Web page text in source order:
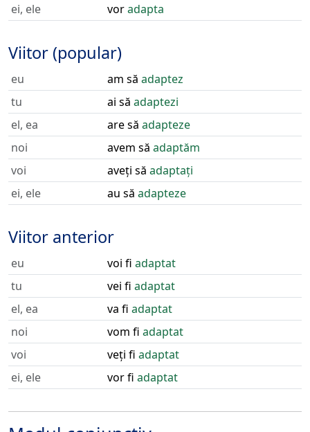
ei, ele
voradapta
Viitor (popular)
eu am să adaptez
tu
ai să adaptezi
el, ea
are să adapteze
noi
avem să adaptăm
voi
aveți să adaptați
ei, ele
au să adapteze
Viitor anterior
eu voi fi adaptat
tu
vei fi adaptat
el, ea
va fi adaptat
noi
vom fi adaptat
voi
veți fi adaptat
ei, ele
vor fi adaptat